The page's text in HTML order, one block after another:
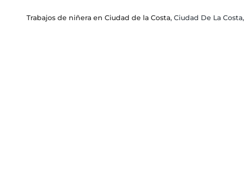
Trabajos de niñera en Ciudad de la Costa, Ciudad De La